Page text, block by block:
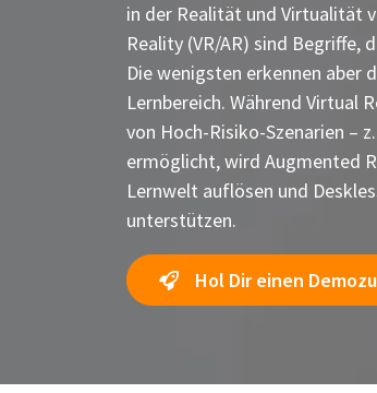
in der Realität und Virtualität
Reality (VR/AR) sind
Die wenigsten erkennen aber
Lernbereich. Während Virtual
von Hoch-Risiko-Szenarien –
ermöglicht, wird Augmented
Lernwelt auflösen und
unterstützen.
Hol Dir einen